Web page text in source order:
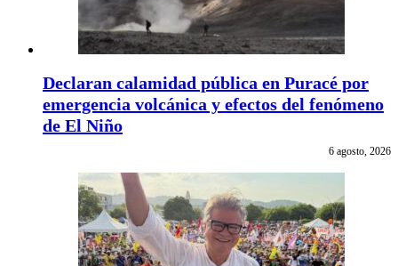
Declaran calamidad pública en Puracé por
emergencia volcánica y efectos del fenómeno
de El Niño
6 agosto, 2026